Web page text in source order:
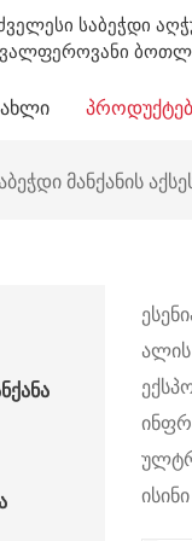
საბეჭდი
მანქანის
ალის